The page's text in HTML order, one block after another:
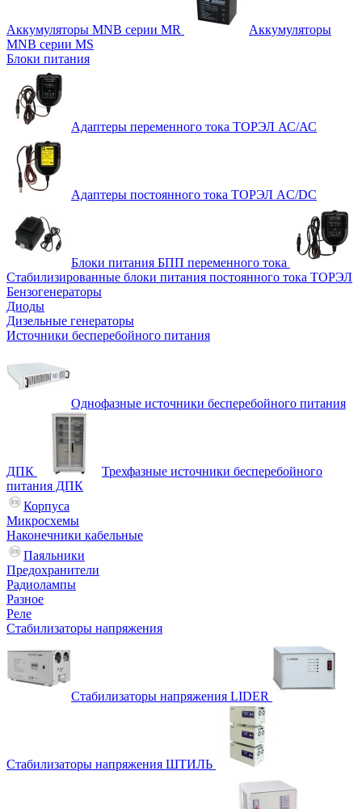
Аккумуляторы MNB серии MR
Аккумуляторы
MNB серии MS
Блоки питания
Адаптеры переменного тока ТОРЭЛ АС/АС
Адаптеры постоянного тока ТОРЭЛ AC/DC
Блоки питания БПП переменного тока
Стабилизированные блоки питания постоянного тока ТОРЭЛ
Бензогенераторы
Диоды
Дизельные генераторы
Источники бесперебойного питания
Однофазные источники бесперебойного питания
ДПК
Трехфазные источники бесперебойного
питания ДПК
Корпуса
Микросхемы
Наконечники кабельные
Паяльники
Предохранители
Радиолампы
Разное
Реле
Стабилизаторы напряжения
Стабилизаторы напряжения LIDER
Стабилизаторы напряжения ШТИЛЬ